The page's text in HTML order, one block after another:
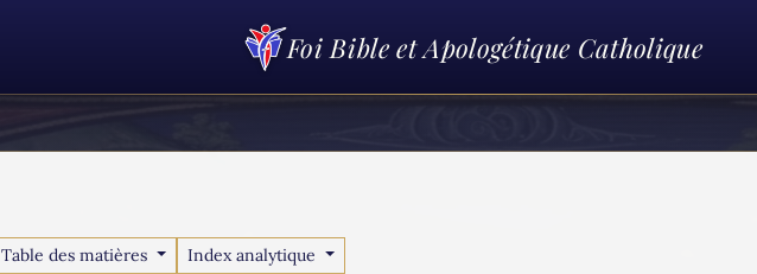
Foi Bible et Apologétique Catholique
Table des matières Index analytique